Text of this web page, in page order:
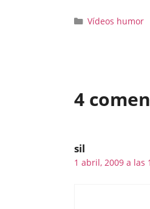
Categorías
Vídeos humor
4
sil
1 abril, 2009 a las